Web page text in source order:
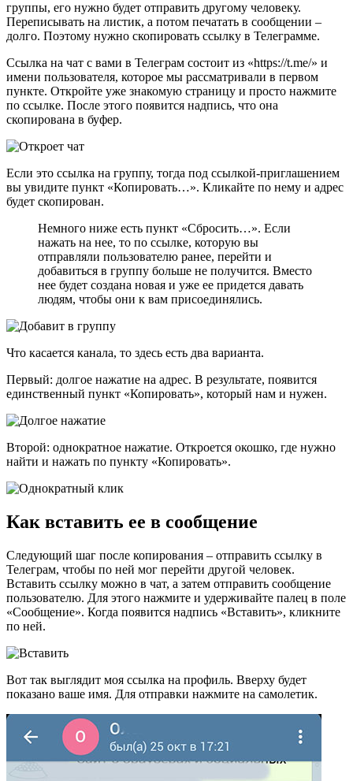
группы, его нужно будет отправить другому человеку.
Переписывать на листик, а потом печатать в сообщении –
долго. Поэтому нужно скопировать ссылку в Телеграмме.
Ссылка на чат с вами в Телеграм состоит из «https://t.me/» и
имени пользователя, которое мы рассматривали в первом
пункте. Откройте уже знакомую страницу и просто нажмите
по ссылке. После этого появится надпись, что она
скопирована в буфер.
Если это ссылка на группу, тогда под ссылкой-приглашением
вы увидите пункт «Копировать…». Кликайте по нему и адрес
будет скопирован.
Немного ниже есть пункт «Сбросить…». Если
нажать на нее, то по ссылке, которую вы
отправляли пользователю ранее, перейти и
добавиться в группу больше не получится. Вместо
нее будет создана новая и уже ее придется давать
людям, чтобы они к вам присоединялись.
Что касается канала, то здесь есть два варианта.
Первый: долгое нажатие на адрес. В результате, появится
единственный пункт «Копировать», который нам и нужен.
Второй: однократное нажатие. Откроется окошко, где нужно
найти и нажать по пункту «Копировать».
Как вставить ее в сообщение
Следующий шаг после копирования – отправить ссылку в
Телеграм, чтобы по ней мог перейти другой человек.
Вставить ссылку можно в чат, а затем отправить сообщение
пользователю. Для этого нажмите и удерживайте палец в поле
«Сообщение». Когда появится надпись «Вставить», кликните
по ней.
Вот так выглядит моя ссылка на профиль. Вверху будет
показано ваше имя. Для отправки нажмите на самолетик.